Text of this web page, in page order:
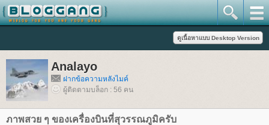
Analayo
ฝากข้อความหลังไมค์
ผู้ติดตามบล็อก : 56 คน
ภาพสวย ๆ ของเครื่องบินที่สุวรรณภูมิครับ